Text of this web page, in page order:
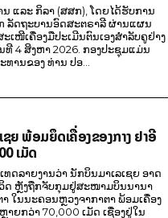
ແລະ ກິລາ (ສສກ), ໂດຍໄດ້ຮັບການ
ດຖະບານອົດສະຕຣາລີ ຜ່ານແຜນ
ະເໜີເຄື່ອງມືປະເມີນຕົນເອງສຳລັບຄູຢ່າງ
ທີ 4 ສິງຫາ 2026. ກອງປະຊຸມແມ່ນ
ານຂອງ ທ່ານ ປອ...
ຍ ພ້ອມຍຶດເຄື່ອງຂອງກາງ ຢາອີ
ເມັດ
ທດລາຍງານວ່າ ນັກບິນມາເລເຊຍ ອາດ
ດ ຫຼັງຖືກຈັບກຸມຢູ່ສະໜາມບິນນານາ
ໃນນະຄອນຫຼວງຈາກາຕາ ພ້ອມເຄື່ອງ
າຍກວ່າ 70,000 ເມັດ ເຊື່ອງຢູ່ໃນ